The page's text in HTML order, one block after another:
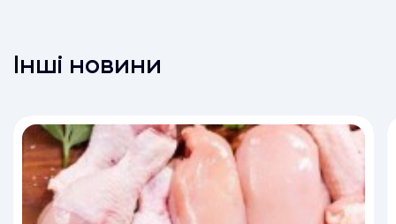
Інші новини